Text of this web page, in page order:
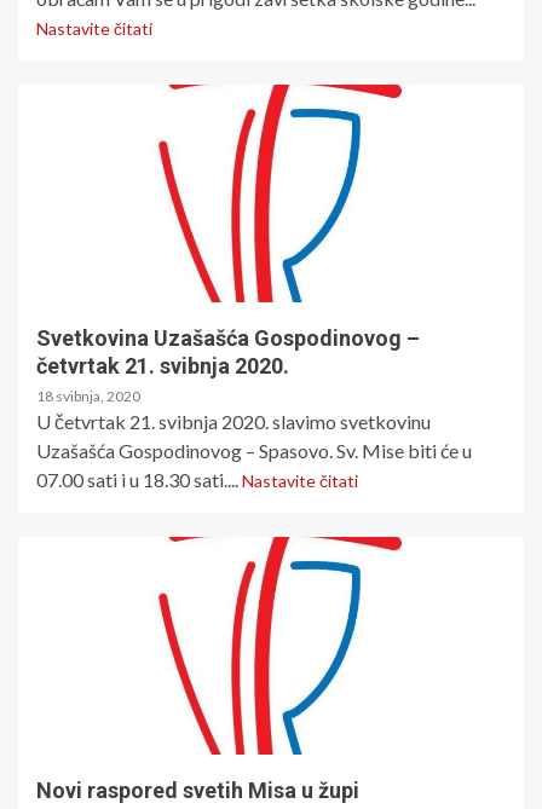
Nastavite čitati
Svetkovina Uzašašća Gospodinovog –
četvrtak 21. svibnja 2020.
18 svibnja, 2020
U četvrtak 21. svibnja 2020. slavimo svetkovinu
Uzašašća Gospodinovog – Spasovo. Sv. Mise biti će u
07.00 sati i u 18.30 sati....Nastavite čitati
Novi raspored svetih Misa u župi